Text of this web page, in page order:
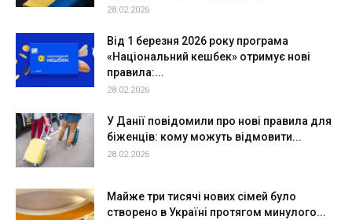
28.02.2026
Від 1 березня 2026 року програма
«Національний кешбек» отримує нові
правила:...
28.02.2026
У Данії повідомили про нові правила для
біженців: кому можуть відмовити...
28.02.2026
Майже три тисячі нових сімей було
створено в Україні протягом минулого...